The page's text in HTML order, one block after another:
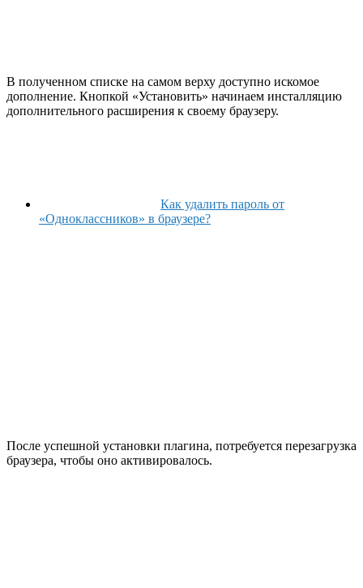
В полученном списке на самом верху доступно искомое
дополнение. Кнопкой «Установить» начинаем инсталляцию
дополнительного расширения к своему браузеру.
Как удалить пароль от
«Одноклассников» в браузере?
После успешной установки плагина, потребуется перезагрузка
браузера, чтобы оно активировалось.